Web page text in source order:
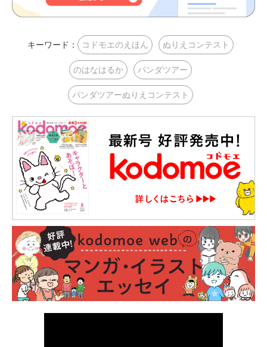
キーワード： コドモエのえほん ぬりえコンテスト
のはなはるか パンダツアー
パンダツアーぬりえコンテスト